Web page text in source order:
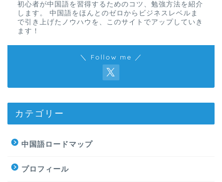
初心者が中国語を習得するためのコツ、勉強方法を紹介
します。 中国語をほんとのゼロからビジネスレベルま
で引き上げたノウハウを、このサイトでアップしていき
ます！
＼ Follow me ／
カテゴリー
中国語ロードマップ
プロフィール